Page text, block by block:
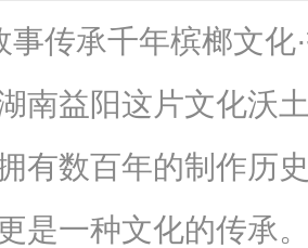
事传承千年槟榔文
南益阳这片文化沃
有数百年的制作历
是一种文化的传承